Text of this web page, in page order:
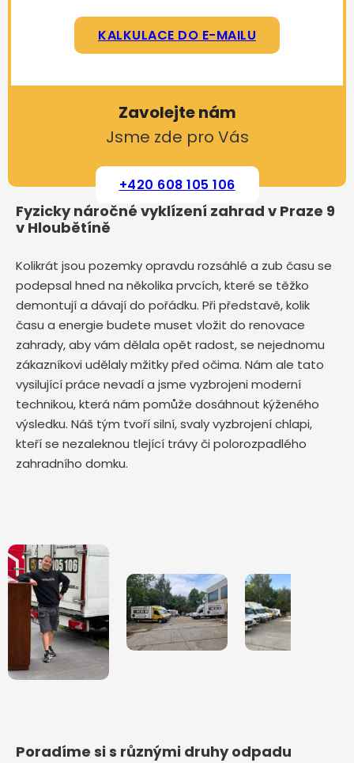
KALKULACE DO E-MAILU
Zavolejte nám
Jsme zde pro Vás
+420 608 105 106
Fyzicky náročné vyklízení zahrad v Praze 9
v Hloubětíně
Kolikrát jsou pozemky opravdu rozsáhlé a zub času se
podepsal hned na několika prvcích, které se těžko
demontují a dávají do pořádku. Při představě, kolik
času a energie budete muset vložit do renovace
zahrady, aby vám dělala opět radost, se nejednomu
zákazníkovi udělaly mžitky před očima. Nám ale tato
vysilující práce nevadí a jsme vyzbrojeni moderní
technikou, která nám pomůže dosáhnout kýženého
výsledku. Náš tým tvoří silní, svaly vyzbrojení chlapi,
kteří se nezaleknou tlející trávy či polorozpadlého
zahradního domku.
Poradíme si s různými druhy odpadu